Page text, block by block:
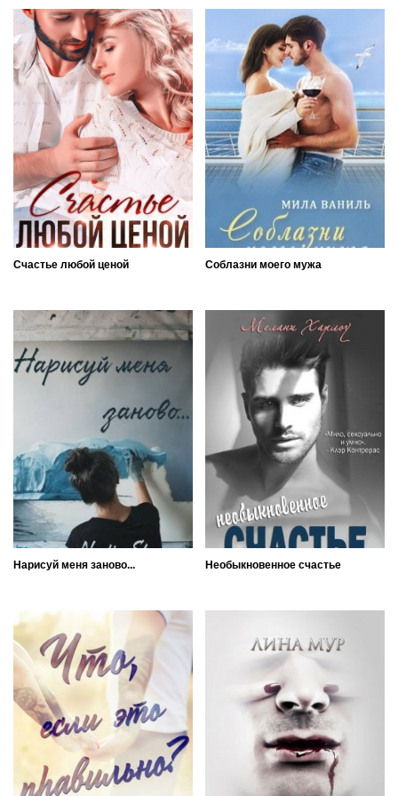
Счастье любой ценой Соблазни моего мужа
Нарисуй меня заново... Необыкновенное счастье